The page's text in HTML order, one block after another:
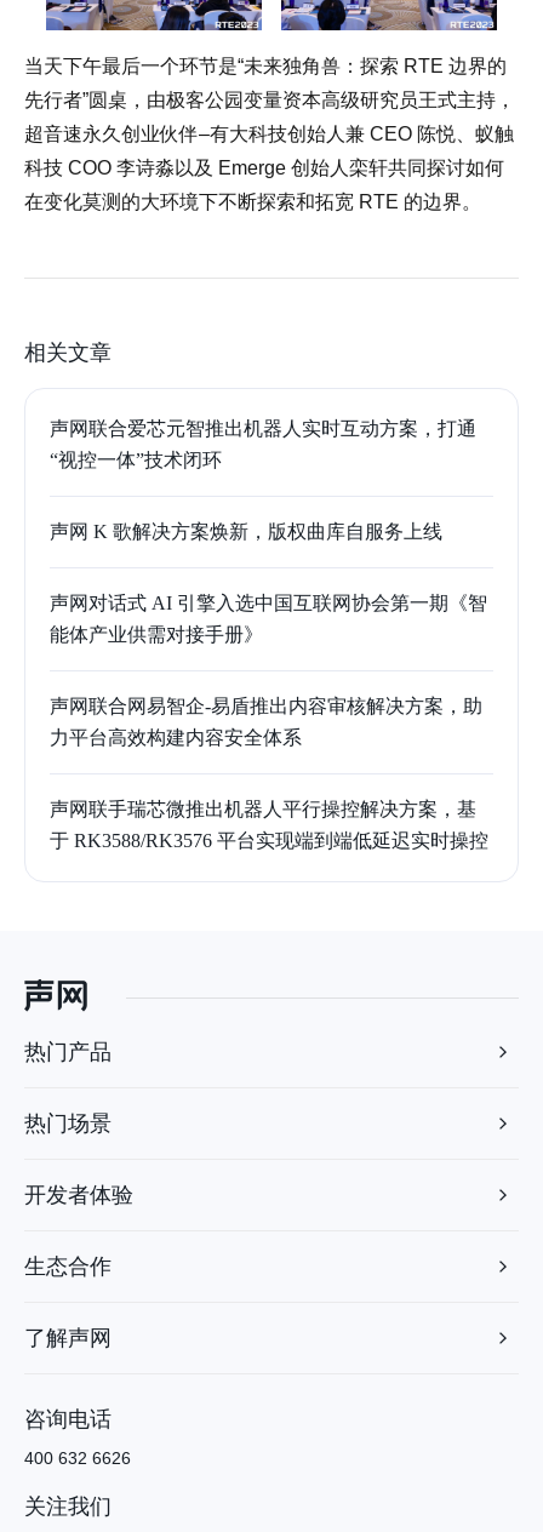
当天下午最后一个环节是“未来独角兽：探索 RTE 边界的
先行者”圆桌，由极客公园变量资本高级研究员王式主持，
超音速永久创业伙伴–有大科技创始人兼 CEO 陈悦、蚁触
科技 COO 李诗淼以及 Emerge 创始人栾轩共同探讨如何
在变化莫测的大环境下不断探索和拓宽 RTE 的边界。
相关文章
声网联合爱芯元智推出机器人实时互动方案，打通
“视控一体”技术闭环
声网 K 歌解决方案焕新，版权曲库自服务上线
声网对话式 AI 引擎入选中国互联网协会第一期《智
能体产业供需对接手册》
声网联合网易智企-易盾推出内容审核解决方案，助
力平台高效构建内容安全体系
声网联手瑞芯微推出机器人平行操控解决方案，基
于 RK3588/RK3576 平台实现端到端低延迟实时操控
热门产品
热门场景
开发者体验
生态合作
了解声网
咨询电话
400 632 6626
关注我们